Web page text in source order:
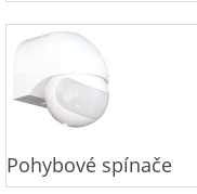
Pohybové spínače